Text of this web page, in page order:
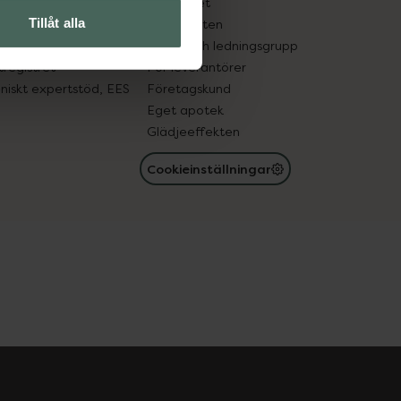
Tillåt alla
in gammal medicin
läkemedel
expertstöd, EES
Samarbeten
Ägare och ledningsgrupp
För leverantörer
Företagskund
Eget apotek
Glädjeeffekten
Cookieinställningar